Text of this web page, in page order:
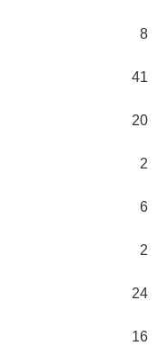
8
41
20
2
6
2
24
16